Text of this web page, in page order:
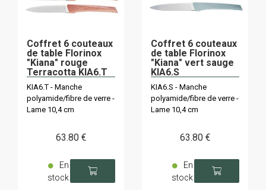
Coffret 6 couteaux
de table Florinox
"Kiana" rouge
Terracotta KIA6.T
KIA6.T - Manche
polyamide/fibre de verre -
Lame 10,4 cm
63.80 €
En
stock
Coffret 6 couteaux
de table Florinox
"Kiana" vert sauge
KIA6.S
KIA6.S - Manche
polyamide/fibre de verre -
Lame 10,4 cm
63.80 €
En
stock